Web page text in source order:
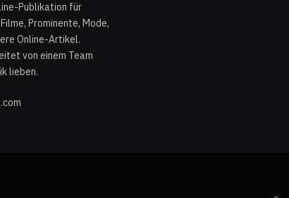
Publikation für
Prominente, Mode,
Online-Artikel.
von einem Team
lieben.